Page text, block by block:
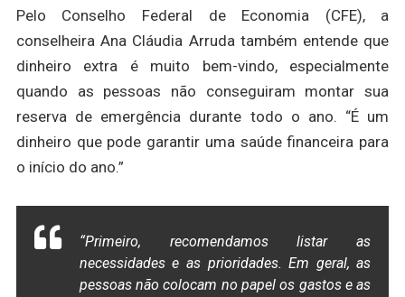
Pelo Conselho Federal de Economia (CFE), a
conselheira Ana Cláudia Arruda também entende que
dinheiro extra é muito bem-vindo, especialmente
quando as pessoas não conseguiram montar sua
reserva de emergência durante todo o ano. “É um
dinheiro que pode garantir uma saúde financeira para
o início do ano.”
“Primeiro, recomendamos listar as
necessidades e as prioridades. Em geral, as
pessoas não colocam no papel os gastos e as